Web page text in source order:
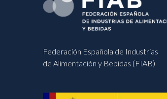
Federación Española de Industrias
de Alimentación y Bebidas (FIAB)